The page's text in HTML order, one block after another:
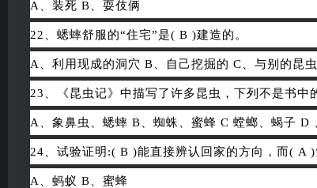
A、装死 B、耍伎俩
22、蟋蟀舒服的“住宅”是( B )建造的。
A、利用现成的洞穴 B、自己挖掘的 C、与别的昆
23、《昆虫记》中描写了许多昆虫，下列不是书中
A、象鼻虫、蟋蟀 B、蜘蛛、蜜蜂 C 螳螂、蝎子 D
24、试验证明:( B )能直接辨认回家的方向，而( A
A、蚂蚁 B、蜜蜂